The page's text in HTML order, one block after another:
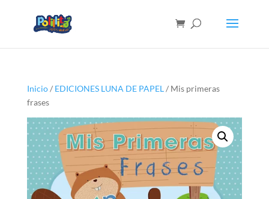
Inicio/ EDICIONES LUNA DE PAPEL/ Mis primeras
frases